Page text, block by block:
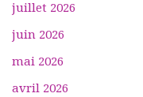
juillet 2026
juin 2026
mai 2026
avril 2026